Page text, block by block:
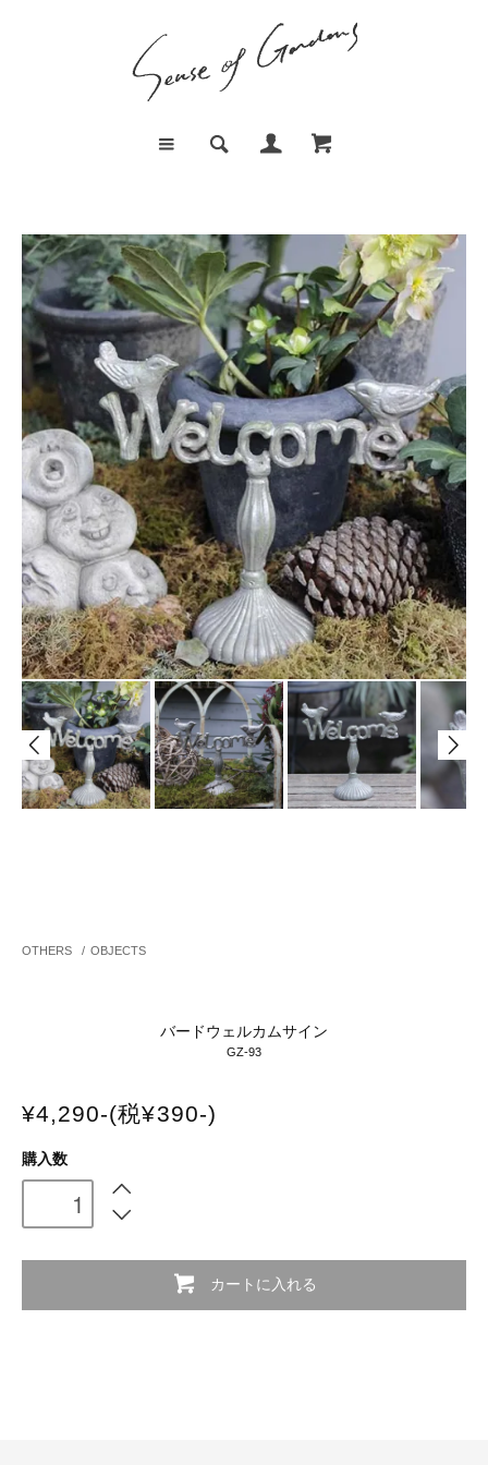
OTHERS / OBJECTS
バードウェルカムサイン
GZ-93
¥4,290-(税¥390-)
購入数
カートに入れる